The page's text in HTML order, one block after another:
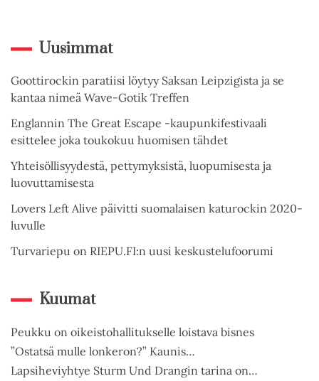
Uusimmat
Goottirockin paratiisi löytyy Saksan Leipzigista ja se
kantaa nimeä Wave-Gotik Treffen
Englannin The Great Escape -kaupunkifestivaali
esittelee joka toukokuu huomisen tähdet
Yhteisöllisyydestä, pettymyksistä, luopumisesta ja
luovuttamisesta
Lovers Left Alive päivitti suomalaisen katurockin 2020-
luvulle
Turvariepu on RIEPU.FI:n uusi keskustelufoorumi
Kuumat
Peukku on oikeistohallitukselle loistava bisnes
”Ostatsä mulle lonkeron?” Kaunis…
Lapsiheviyhtye Sturm Und Drangin tarina on…